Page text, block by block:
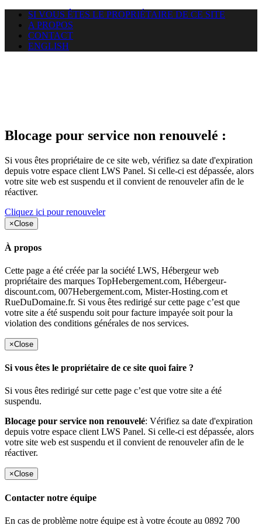
SI VOUS ÊTES LE PROPRIÉTAIRE DE CE SITE
A PROPOS
CONTACT
ENGLISH
Blocage pour service non renouvelé :
Si vous êtes propriétaire de ce site web, vérifiez sa date d'expiration
depuis votre espace client LWS Panel. Si celle-ci est dépassée, alors
votre site web est suspendu et il convient de renouveler afin de le
réactiver.
Cliquez ici pour renouveler
×Close
À propos
Cette page a été créée par la société LWS, Hébergeur web
propriétaire des marques TopHebergement.com, Hébergeur-
discount.com, 007Hebergement.com, Mister-Hosting.com et
RueDuDomaine.fr. Si vous êtes redirigé sur cette page c’est que
votre site a été suspendu soit pour facture impayée soit pour la
violation des conditions générales de nos services.
×Close
Si vous êtes le propriétaire de ce site quoi faire ?
Si vous êtes redirigé sur cette page c’est que votre site a été
suspendu.
Blocage pour service non renouvelé: Vérifiez sa date d'expiration
depuis votre espace client LWS Panel. Si celle-ci est dépassée, alors
votre site web est suspendu et il convient de renouveler afin de le
réactiver.
×Close
Contacter notre équipe
En cas de problème notre équipe est à votre écoute au 0892 700